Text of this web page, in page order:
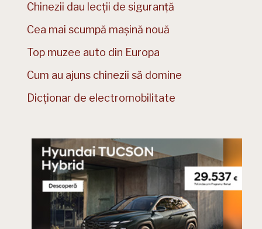
Chinezii dau lecții de siguranță
Cea mai scumpă mașină nouă
Top muzee auto din Europa
Cum au ajuns chinezii să domine
Dicționar de electromobilitate